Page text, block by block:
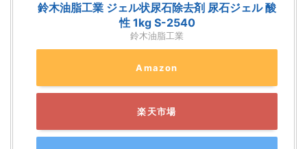
鈴木油脂工業 ジェル状尿石除去剤 尿石ジェル 酸
性 1kg S-2540
鈴木油脂工業
Amazon
楽天市場